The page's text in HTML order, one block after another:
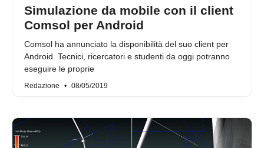
Simulazione da mobile con il client
Comsol per Android
Comsol ha annunciato la disponibilità del suo client per
Android. Tecnici, ricercatori e studenti da oggi potranno
eseguire le proprie
Redazione 08/05/2019